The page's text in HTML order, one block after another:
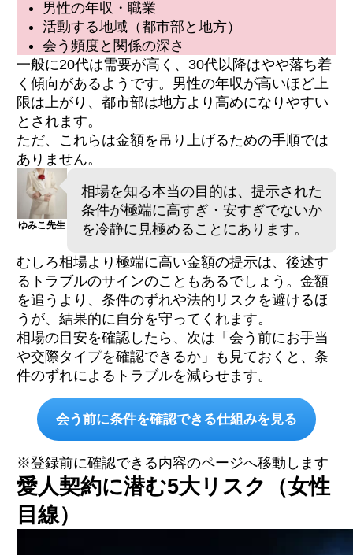
男性の年収・職業
活動する地域（都市部と地方）
会う頻度と関係の深さ
一般に20代は需要が高く、30代以降はやや落ち着
く傾向があるようです。男性の年収が高いほど上
限は上がり、都市部は地方より高めになりやすい
とされます。
ただ、これらは金額を吊り上げるための手順では
ありません。
ゆみこ先生
相場を知る本当の目的は、提示された
条件が極端に高すぎ・安すぎでないか
を冷静に見極めることにあります。
むしろ相場より極端に高い金額の提示は、後述す
るトラブルのサインのこともあるでしょう。金額
を追うより、条件のずれや法的リスクを避けるほ
うが、結果的に自分を守ってくれます。
相場の目安を確認したら、次は「会う前にお手当
や交際タイプを確認できるか」も見ておくと、条
件のずれによるトラブルを減らせます。
会う前に条件を確認できる仕組みを見る
※登録前に確認できる内容のページへ移動します
愛人契約に潜む5大リスク（女性
目線）